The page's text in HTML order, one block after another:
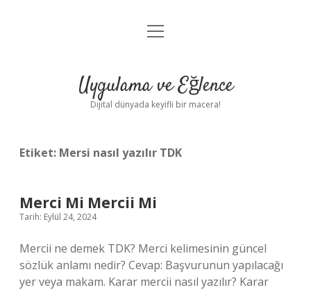
Anasayfa
Yasal Uyarı
menüyü
Uygulama ve Eğlence
Dijital dünyada keyifli bir macera!
Etiket: Mersi nasıl yazılır TDK
Merci Mi Mercii Mi
Tarih: Eylül 24, 2024
Mercii ne demek TDK? Merci kelimesinin güncel
sözlük anlamı nedir? Cevap: Başvurunun yapılacağı
yer veya makam. Karar mercii nasıl yazılır? Karar